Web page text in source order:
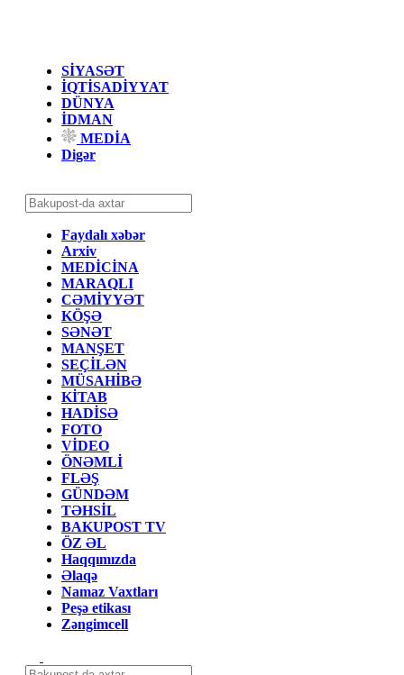
SİYASƏT
İQTİSADİYYAT
DÜNYA
İDMAN
MEDİA
Digər
Faydalı xəbər
Arxiv
MEDİCİNA
MARAQLI
CƏMİYYƏT
KÖŞƏ
SƏNƏT
MANŞET
SEÇİLƏN
MÜSAHİBƏ
KİTAB
HADİSƏ
FOTO
VİDEO
ÖNƏMLİ
FLƏŞ
GÜNDƏM
TƏHSİL
BAKUPOST TV
ÖZ ƏL
Haqqımızda
Əlaqə
Namaz Vaxtları
Peşə etikası
Zəngimcell